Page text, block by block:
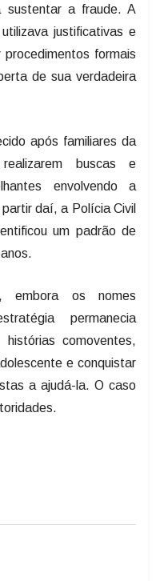
sustentar a fraude. A
justificativas e
formais
de sua verdadeira
após familiares da
buscas e
envolvendo a
daí, a Polícia Civil
um padrão de
embora os nomes
permanecia
comoventes,
e conquistar
a ajudá-la. O caso